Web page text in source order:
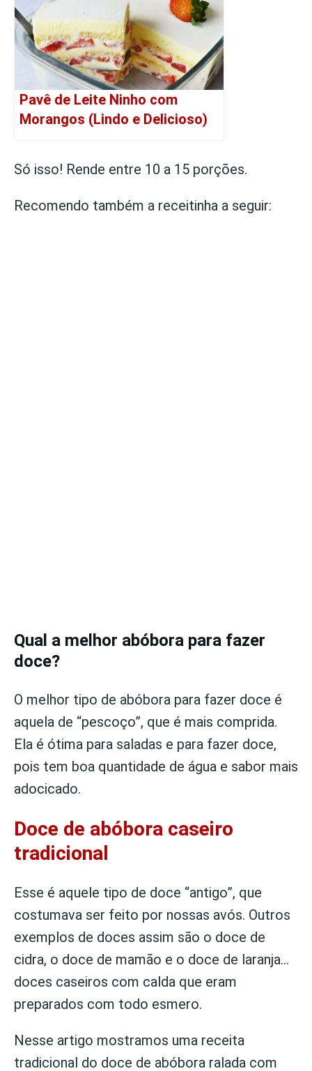
Pavê de Leite Ninho com
Morangos (Lindo e Delicioso)
Só isso! Rende entre 10 a 15 porções.
Recomendo também a receitinha a seguir:
Qual a melhor abóbora para fazer
doce?
O melhor tipo de abóbora para fazer doce é
aquela de “pescoço”, que é mais comprida.
Ela é ótima para saladas e para fazer doce,
pois tem boa quantidade de água e sabor mais
adocicado.
Doce de abóbora caseiro
tradicional
Esse é aquele tipo de doce “antigo”, que
costumava ser feito por nossas avós. Outros
exemplos de doces assim são o doce de
cidra, o doce de mamão e o doce de laranja…
doces caseiros com calda que eram
preparados com todo esmero.
Nesse artigo mostramos uma receita
tradicional do doce de abóbora ralada com